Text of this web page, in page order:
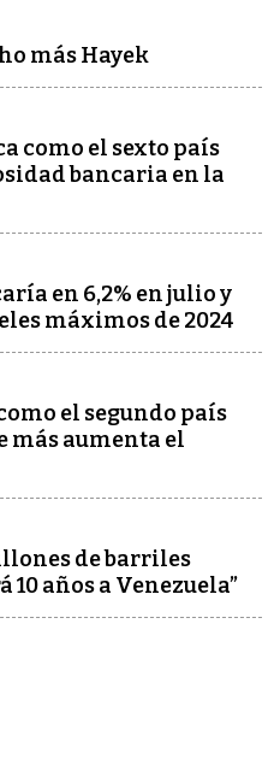
más Hayek
como el sexto país
bancaria en la
en 6,2% en julio y
máximos de 2024
el segundo país
más aumenta el
de barriles
años a Venezuela”